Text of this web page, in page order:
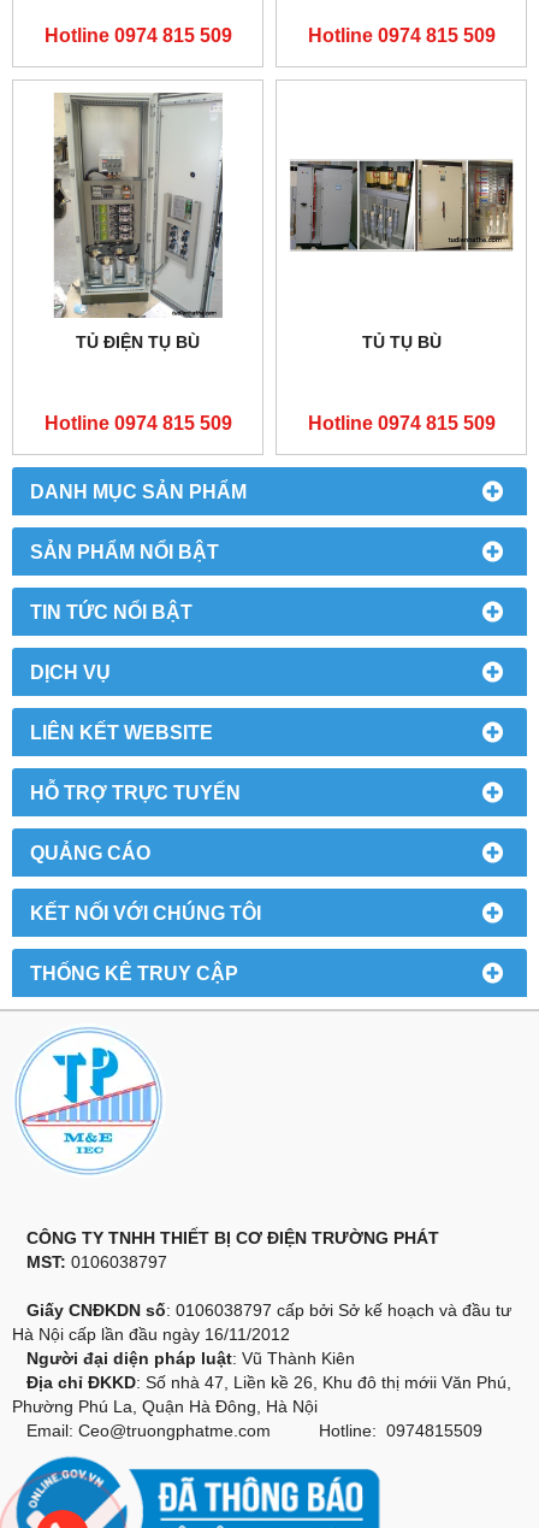
DANH MỤC SẢN PHẨM
SẢN PHẨM NỔI BẬT
TIN TỨC NỔI BẬT
DỊCH VỤ
LIÊN KẾT WEBSITE
HỖ TRỢ TRỰC TUYẾN
QUẢNG CÁO
KẾT NỐI VỚI CHÚNG TÔI
THỐNG KÊ TRUY CẬP
Hotline 0974 815 509 Hotline 0974 815 509
TỦ ĐIỆN TỤ BÙ
Hotline 0974 815 509
TỦ TỤ BÙ
Hotline 0974 815 509
CÔNG TY TNHH THIẾT BỊ CƠ ĐIỆN TRƯỜNG PHÁT
MST: 0106038797
Giấy CNĐKDN số: 0106038797 cấp bởi Sở kế hoạch và đầu tư
Hà Nội cấp lần đầu ngày 16/11/2012
Người đại diện pháp luật: Vũ Thành Kiên
Địa chỉ ĐKKD: Số nhà 47, Liền kề 26, Khu đô thị mớii Văn Phú,
Phường Phú La, Quận Hà Đông, Hà Nội
Email: Ceo@truongphatme.com Hotline: 0974815509